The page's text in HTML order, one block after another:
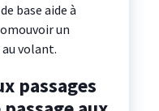
base aide à
un
volant.
passages